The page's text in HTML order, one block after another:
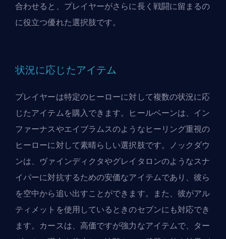
合わせると、プレイヤーがさらに長く戦闘に留まるの
に役立つ優れた選択肢です。
状況に応じたアイテム
プレイヤーは特定のヒーローに対して複数の状況に応
じたアイテムを購入できます。ヒールベーンは、イン
ファーナスやエイブラムスのようなヒーリング重視の
ヒーローに対して素晴らしい選択肢です。ノックダウ
ンは、ヴァインディクタやグレイタロンのようなスナ
イパーに対抗するための安価なアイテムであり、彼ら
を空中から追い出すことができます。また、彼がアル
ティメットを使用しているときのセブンにも対応でき
ます。カースは、高価ですが強力なアイテムで、ター